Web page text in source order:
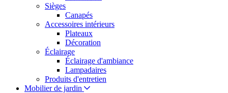
Sièges
Canapés
Accessoires intérieurs
Plateaux
Décoration
Éclairage
Éclairage d'ambiance
Lampadaires
Produits d'entretien
Mobilier de jardin